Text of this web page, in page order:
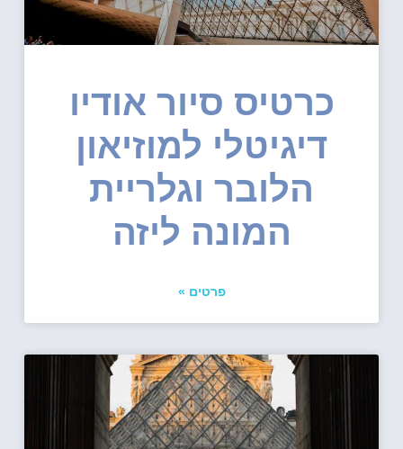
כרטיס סיור אודיו
דיגיטלי למוזיאון
הלובר וגלריית
המונה ליזה
פרטים »